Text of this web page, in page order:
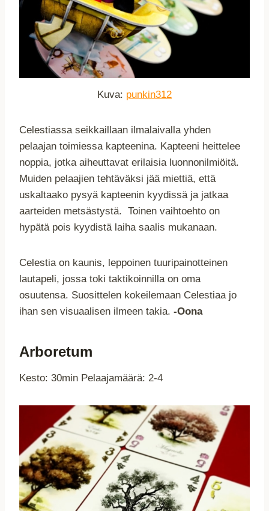
Kuva: punkin312
Celestiassa seikkaillaan ilmalaivalla yhden
pelaajan toimiessa kapteenina. Kapteeni heittelee
noppia, jotka aiheuttavat erilaisia luonnonilmiöitä.
Muiden pelaajien tehtäväksi jää miettiä, että
uskaltaako pysyä kapteenin kyydissä ja jatkaa
aarteiden metsästystä. Toinen vaihtoehto on
hypätä pois kyydistä laiha saalis mukanaan.
Celestia on kaunis, leppoinen tuuripainotteinen
lautapeli, jossa toki taktikoinnilla on oma
osuutensa. Suosittelen kokeilemaan Celestiaa jo
ihan sen visuaalisen ilmeen takia. -Oona
Arboretum
Kesto: 30min Pelaajamäärä: 2-4